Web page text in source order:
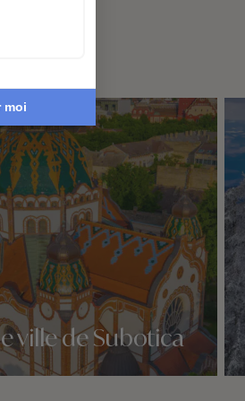
ville de Subotica